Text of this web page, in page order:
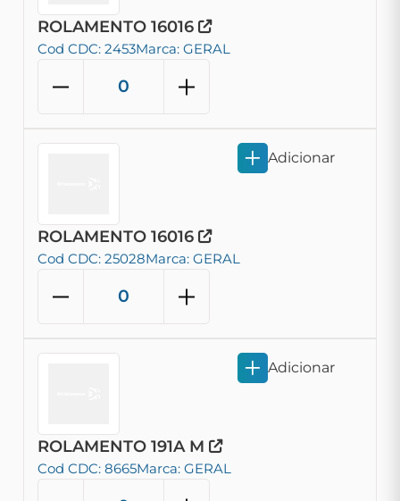
ROLAMENTO 16016
Cod CDC: 2453Marca: GERAL
ROLAMENTO 16016
Cod CDC: 25028Marca: GERAL
Adicionar
ROLAMENTO 191A M
Cod CDC: 8665Marca: GERAL
Adicionar